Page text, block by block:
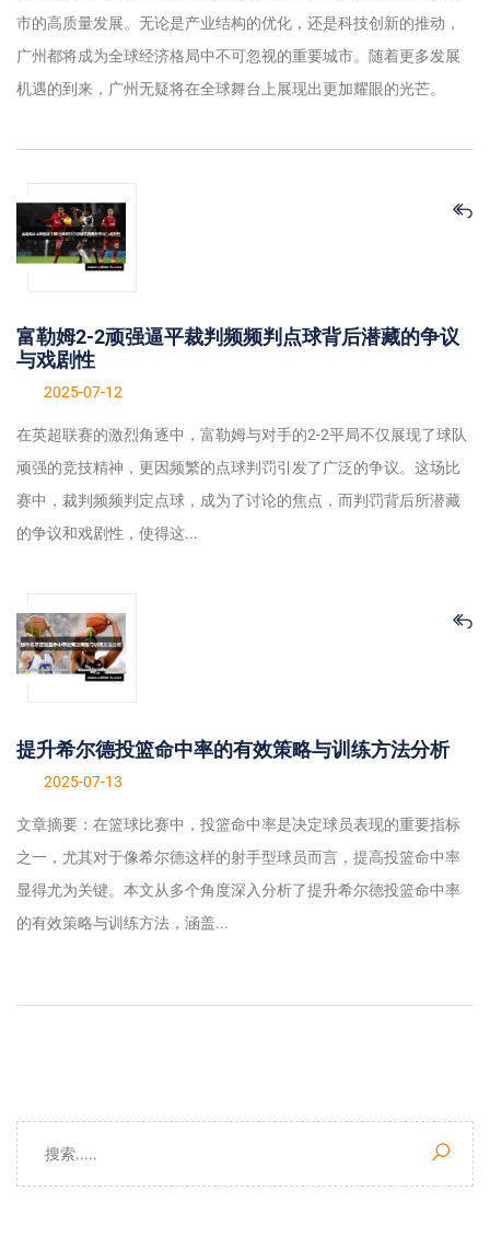
市的高质量发展。无论是产业结构的优化，还是科技创新的推动，
广州都将成为全球经济格局中不可忽视的重要城市。随着更多发展
机遇的到来，广州无疑将在全球舞台上展现出更加耀眼的光芒。
富勒姆2-2顽强逼平裁判频频判点球背后潜藏的争议
与戏剧性
2025-07-12
在英超联赛的激烈角逐中，富勒姆与对手的2-2平局不仅展现了球队
顽强的竞技精神，更因频繁的点球判罚引发了广泛的争议。这场比
赛中，裁判频频判定点球，成为了讨论的焦点，而判罚背后所潜藏
的争议和戏剧性，使得这...
提升希尔德投篮命中率的有效策略与训练方法分析
2025-07-13
文章摘要：在篮球比赛中，投篮命中率是决定球员表现的重要指标
之一，尤其对于像希尔德这样的射手型球员而言，提高投篮命中率
显得尤为关键。本文从多个角度深入分析了提升希尔德投篮命中率
的有效策略与训练方法，涵盖...